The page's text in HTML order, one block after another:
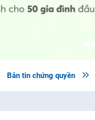
Bản tin chứng quyền 